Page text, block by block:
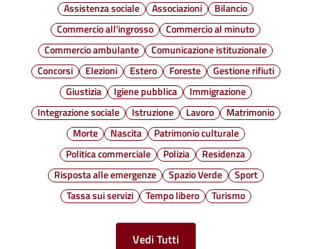
Assistenza sociale
Associazioni
Bilancio
Commercio all'ingrosso
Commercio al minuto
Commercio ambulante
Comunicazione istituzionale
Concorsi
Elezioni Estero Foreste
Gestione rifiuti
Giustizia
Igiene pubblica
Immigrazione
Integrazione sociale
Istruzione Lavoro
Matrimonio
Morte
Nascita
Patrimonio culturale
Politica commerciale
Polizia
Residenza
Risposta alle emergenze
Spazio Verde
Sport
Tassa sui servizi
Tempo libero Turismo
Vedi Tutti